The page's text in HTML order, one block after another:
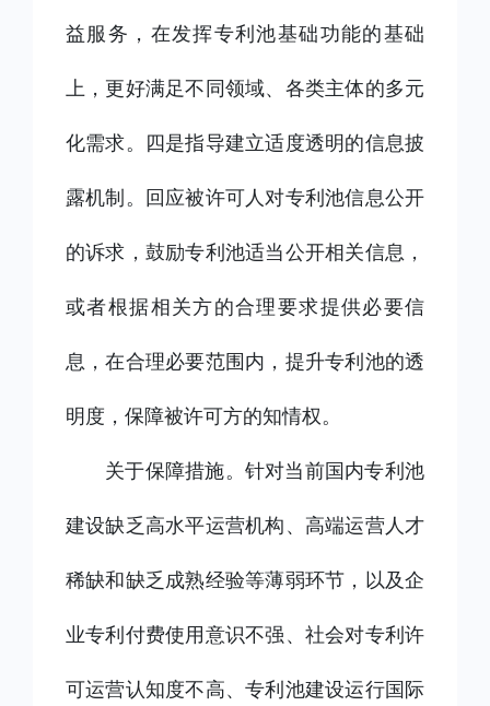
益服务，在发挥专利池基础功能的基础
上，更好满足不同领域、各类主体的多元
化需求。四是指导建立适度透明的信息披
露机制。回应被许可人对专利池信息公开
的诉求，鼓励专利池适当公开相关信息，
或者根据相关方的合理要求提供必要信
息，在合理必要范围内，提升专利池的透
明度，保障被许可方的知情权。
关于保障措施。针对当前国内专利池
建设缺乏高水平运营机构、高端运营人才
稀缺和缺乏成熟经验等薄弱环节，以及企
业专利付费使用意识不强、社会对专利许
可运营认知度不高、专利池建设运行国际